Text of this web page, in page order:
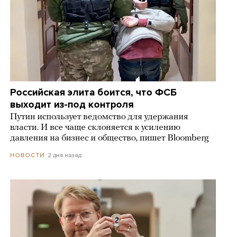
Российская элита боится, что ФСБ
выходит из-под контроля
Путин использует ведомство для удержания
власти. И все чаще склоняется к усилению
давления на бизнес и общество, пишет Bloomberg
НОВОСТИ 2 дня назад